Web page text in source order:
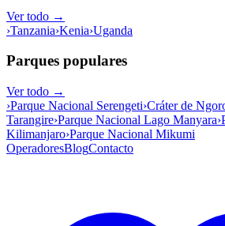
Ver todo →
›Tanzania›Kenia›Uganda
Parques populares
Ver todo →
›Parque Nacional Serengeti›Cráter de
Tarangire›Parque Nacional Lago Manyara›
Kilimanjaro›Parque Nacional Mikumi
OperadoresBlogContacto